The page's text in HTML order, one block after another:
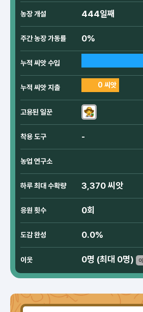
농장 개설 444일째
주간 농장 가동률 0%
누적 씨앗 수입
누적 씨앗 지출 0 씨앗
고용된 일꾼
착용 도구 -
농업 연구소
하루 최대 수확량 3,370 씨앗
응원 횟수 0회
도감 완성 0.0%
이웃 0명 (최대 0명)